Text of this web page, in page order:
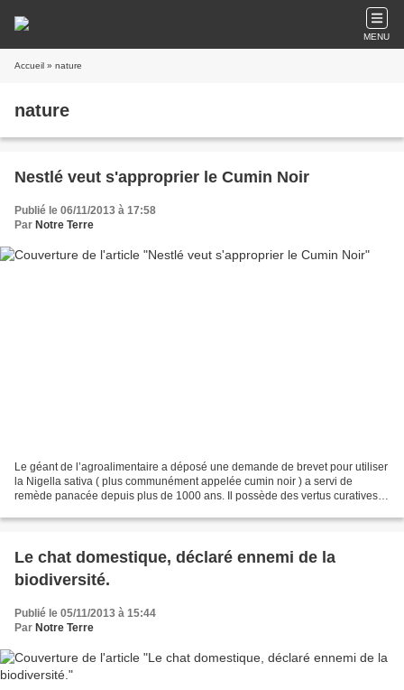
MENU
Accueil » nature
nature
Nestlé veut s'approprier le Cumin Noir
Publié le 06/11/2013 à 17:58
Par Notre Terre
Le géant de l’agroalimentaire a déposé une demande de brevet pour utiliser
la Nigella sativa ( plus communément appelée cumin noir ) a servi de
remède panacée depuis plus de 1000 ans. Il possède des vertus curatives
Le chat domestique, déclaré ennemi de la
biodiversité.
Publié le 05/11/2013 à 15:44
Par Notre Terre